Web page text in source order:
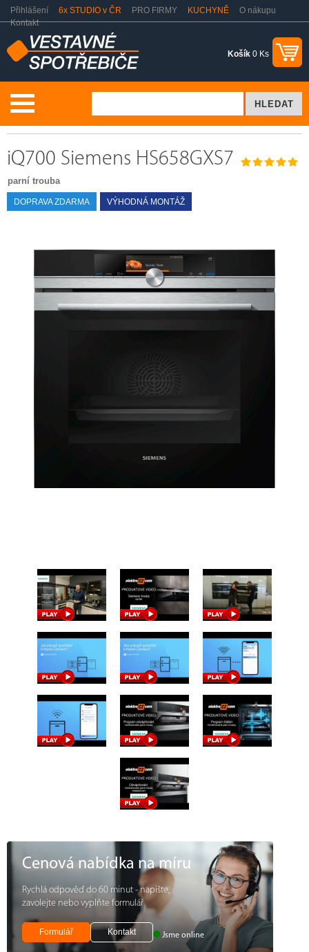
Přihlášení 6x STUDIO v ČR PRO FIRMY KUCHYNĚ
O nákupu
Kontakt
Košík 0 Ks
iQ700 Siemens HS658GXS7
parní trouba
DOPRAVA ZDARMA VÝHODNÁ MONTÁŽ
Cenová nabídka na míru
Rychlá odpověď do 60 minut - napište,
zavolejte nebo vyplňte formulář
Formulář Kontakt Jsme online